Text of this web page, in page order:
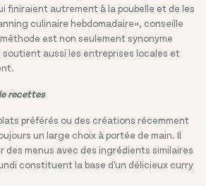
finiraient autrement à la poubelle et de les
culinaire hebdomadaire», conseille
est non seulement synonyme
soutient aussi les entreprises locales et
recettes
préférés ou des créations récemment
un large choix à portée de main. Il
des menus avec des ingrédients similaires
constituent la base d'un délicieux curry